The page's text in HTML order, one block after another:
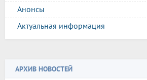
Анонсы
Актуальная информация
АРХИВ НОВОСТЕЙ